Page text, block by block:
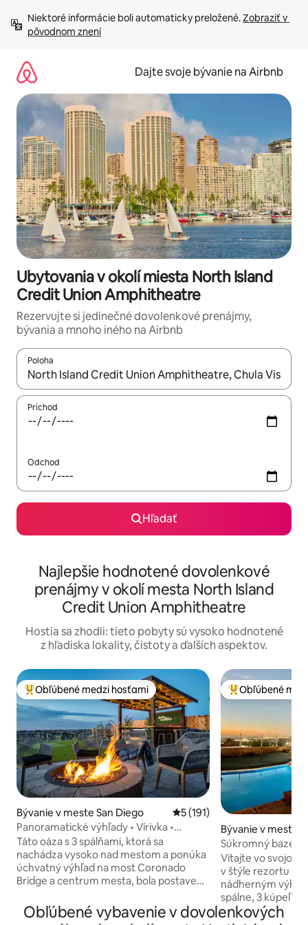
obsah.
Niektoré informácie boli automaticky preložené. Zobraziť v
pôvodnom znení
Dajte svoje bývanie na Airbnb
Ubytovania v okolí miesta North Island
Credit Union Amphitheatre
Rezervujte si jedinečné dovolenkové prenájmy,
bývania a mnoho iného na Airbnb
Poloha
Keď budú výsledky k dispozícii, môžete si ich prechádzať
Príchod
Odchod
Hľadať
Najlepšie hodnotené dovolenkové
prenájmy v okolí mesta North Island
Credit Union Amphitheatre
Hostia sa zhodli: tieto pobyty sú vysoko hodnotené
z hľadiska lokality, čistoty a ďalších aspektov.
Najobľúbenejšie medzi hosťami
Obľúbené medzi hosťami
Bývanie v meste San Diego Priemerné ohodnotenie 5 z
5 (191)
Panoramatické výhľady • Vírivka •
Putting Green+Fire Pit
Táto oáza s 3 spálňami, ktorá sa
nachádza vysoko nad mestom a ponúka
úchvatný výhľad na most Coronado
Bridge a centrum mesta, bola postavená
Vista je nádherné útočisko na vrchole
kopca s panoramatickým výhľadom na
Najobľúbenejšie
Obľúbené
Bývanie v meste
Súkromný bazén
oceán a golfovým
Vitajte vo svojom
v štýle rezortu s
nádherným
spálne, 3 kúpeľne
kúpeľňou so
Obľúbené vybavenie v dovolenkových